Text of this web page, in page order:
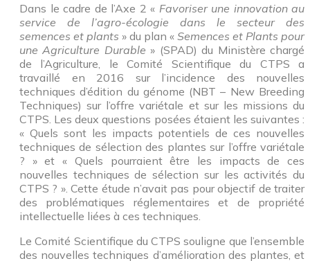
Dans le cadre de l’Axe 2 « Favoriser une innovation au
service de l’agro-écologie dans le secteur des
semences et plants » du plan « Semences et Plants pour
une Agriculture Durable » (SPAD) du Ministère chargé
de l’Agriculture, le Comité Scientifique du CTPS a
travaillé en 2016 sur l’incidence des nouvelles
techniques d’édition du génome (NBT – New Breeding
Techniques) sur l’offre variétale et sur les missions du
CTPS. Les deux questions posées étaient les suivantes :
« Quels sont les impacts potentiels de ces nouvelles
techniques de sélection des plantes sur l’offre variétale
? » et « Quels pourraient être les impacts de ces
nouvelles techniques de sélection sur les activités du
CTPS ? ». Cette étude n’avait pas pour objectif de traiter
des problématiques réglementaires et de propriété
intellectuelle liées à ces techniques.
Le Comité Scientifique du CTPS souligne que l’ensemble
des nouvelles techniques d’amélioration des plantes, et